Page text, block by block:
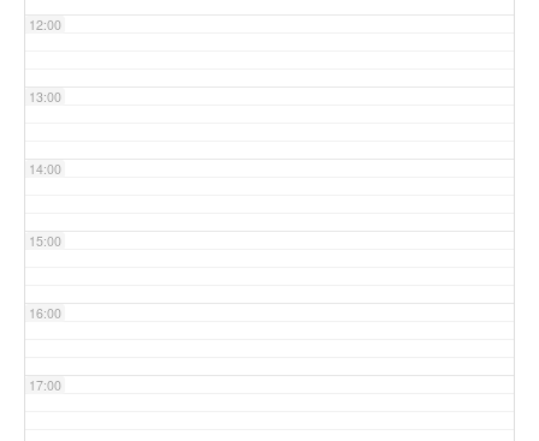
12:00
13:00
14:00
15:00
16:00
17:00